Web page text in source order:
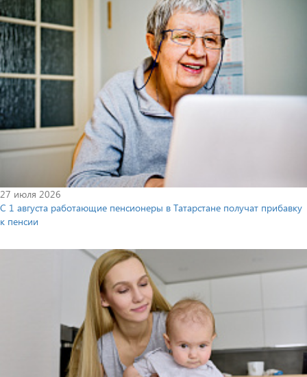
27 июля 2026
С 1 августа работающие пенсионеры в Татарстане получат прибавку
к пенсии